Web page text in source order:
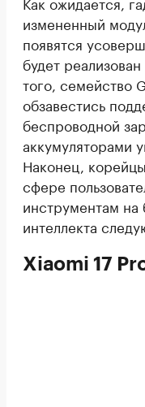
измененный
появятся
будет
того, семейство
обзавестись
беспроводной
аккумуляторами
Наконец, корейцы
сфере
инструментам на
интеллекта
Xiaomi 17